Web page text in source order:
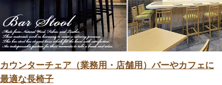
カウンターチェア（業務用・店舗用）バーやカフェに
最適な長椅子